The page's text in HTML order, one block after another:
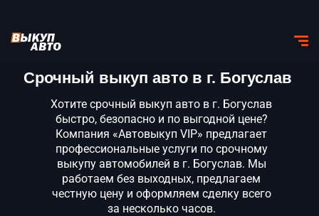
Срочный выкуп авто в г. Богуслав
Хотите срочный выкуп авто в г. Богуслав
быстро, безопасно и по выгодной цене?
Компания «Автовыкуп VIP» предлагает
профессиональные услуги по срочному
выкупу автомобилей в г. Богуслав. Мы
работаем без выходных, предлагаем
честную цену и оформляем сделку всего
за несколько часов.